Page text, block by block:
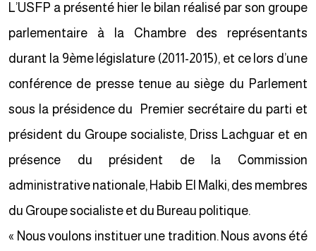
L’USFP a présenté hier le bilan réalisé par son groupe
parlementaire à la Chambre des représentants
durant la 9ème législature (2011-2015), et ce lors d’une
conférence de presse tenue au siège du Parlement
sous la présidence du Premier secrétaire du parti et
président du Groupe socialiste, Driss Lachguar et en
présence du président de la Commission
administrative nationale, Habib El Malki, des membres
du Groupe socialiste et du Bureau politique.
« Nous voulons instituer une tradition. Nous avons été